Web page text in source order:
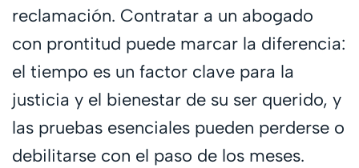
reclamación. Contratar a un abogado
con prontitud puede marcar la diferencia:
el tiempo es un factor clave para la
justicia y el bienestar de su ser querido, y
las pruebas esenciales pueden perderse o
debilitarse con el paso de los meses.